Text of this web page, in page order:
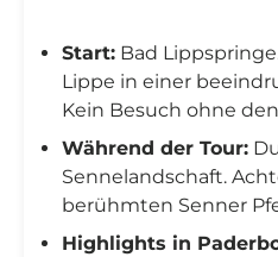
Start: Bad
Lippe in einer
Kein Besuch ohne
Während der Tour:
Sennelandschaft.
berühmten Senner
Highlights in